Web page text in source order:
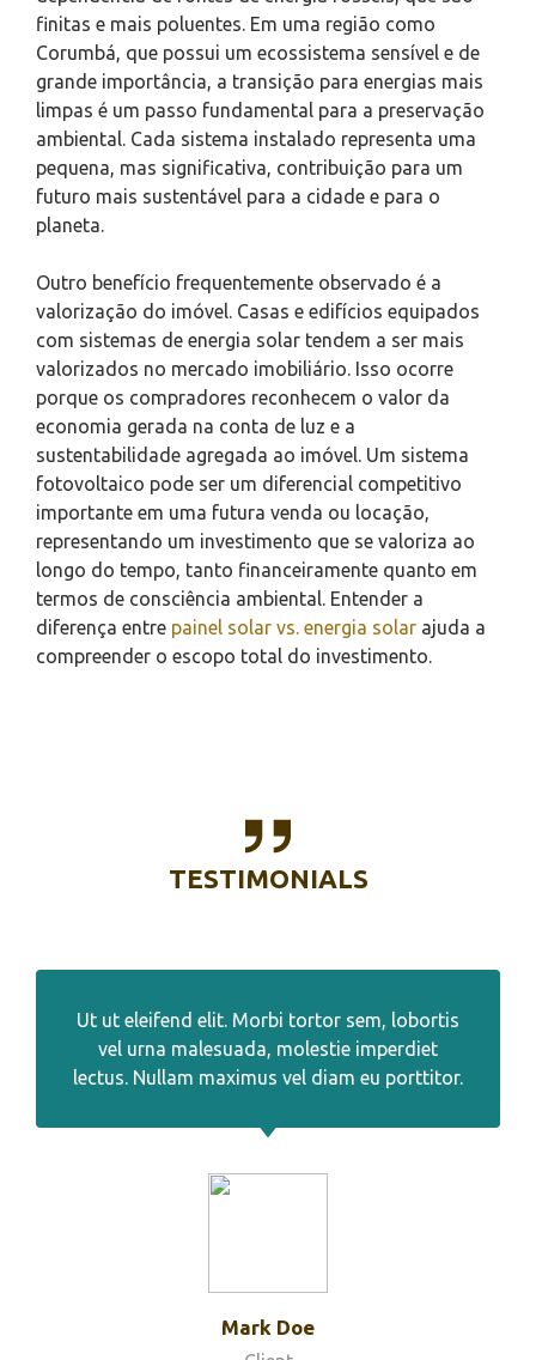
finitas e mais poluentes. Em uma região como
Corumbá, que possui um ecossistema sensível e de
grande importância, a transição para energias mais
limpas é um passo fundamental para a preservação
ambiental. Cada sistema instalado representa uma
pequena, mas significativa, contribuição para um
futuro mais sustentável para a cidade e para o
planeta.
Outro benefício frequentemente observado é a
valorização do imóvel. Casas e edifícios equipados
com sistemas de energia solar tendem a ser mais
valorizados no mercado imobiliário. Isso ocorre
porque os compradores reconhecem o valor da
economia gerada na conta de luz e a
sustentabilidade agregada ao imóvel. Um sistema
fotovoltaico pode ser um diferencial competitivo
importante em uma futura venda ou locação,
representando um investimento que se valoriza ao
longo do tempo, tanto financeiramente quanto em
termos de consciência ambiental. Entender a
diferença entre painel solar vs. energia solar ajuda a
compreender o escopo total do investimento.
TESTIMONIALS
Ut ut eleifend elit. Morbi tortor sem, lobortis
vel urna malesuada, molestie imperdiet
lectus. Nullam maximus vel diam eu porttitor.
Mark Doe